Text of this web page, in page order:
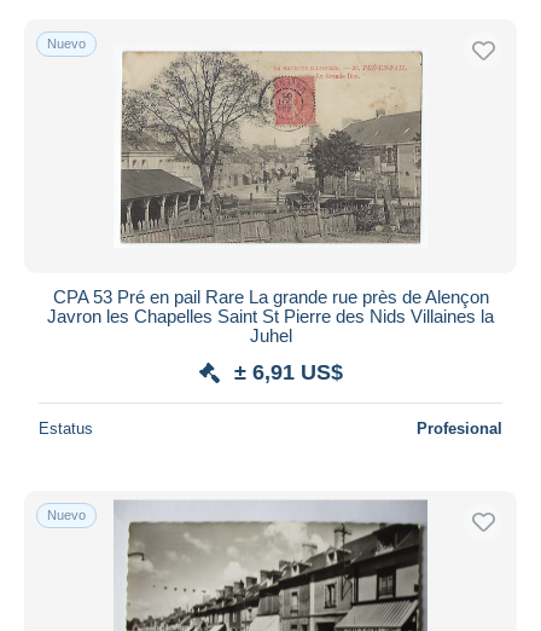
Nuevo
CPA 53 Pré en pail Rare La grande rue près de Alençon
Javron les Chapelles Saint St Pierre des Nids Villaines la
Juhel
± 6,91 US$
Estatus Profesional
Nuevo